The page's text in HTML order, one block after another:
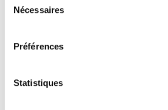
Nécessaires
Préférences
Statistiques